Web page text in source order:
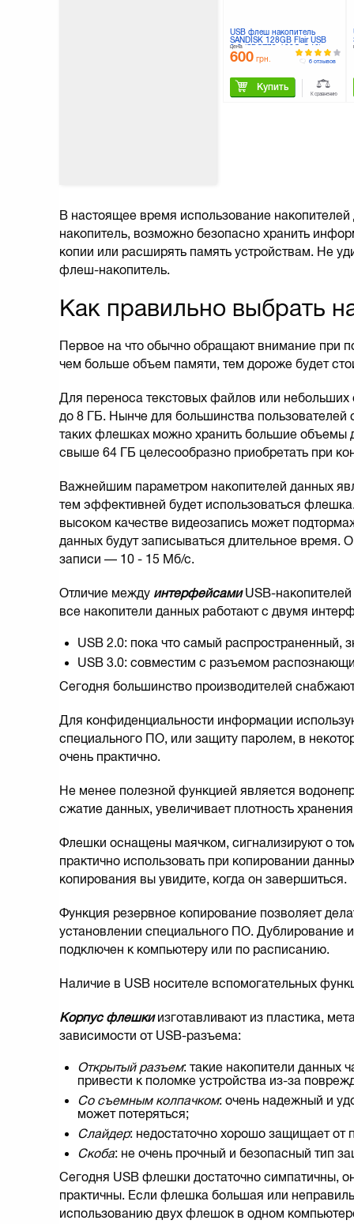
USB флеш накопитель
SANDISK 128GB Flair USB
3.0 (SDCZ73-128G-G46)
цена
600 грн.
Купить
6 отзывов
К сравнению
В настоящее время использование
накопитель, возможно безопасно хранить
копии или расширять память устройствам. Не
флеш-накопитель.
Как правильно выбрать
Первое на что обычно обращают внимание при
чем больше объем памяти, тем дороже будет
Для переноса текстовых файлов или
до 8 ГБ. Нынче для большинства
таких флешках можно хранить большие объемы
свыше 64 ГБ целесообразно приобретать при
Важнейшим параметром накопителей данных
тем эффективней будет использоваться
высоком качестве видеозапись может
данных будут записываться длительное время.
записи — 10 - 15 Мб/с.
Отличие между интерфейсамиUSB-накопителей
все накопители данных работают с двумя
USB 2.0: пока что самый распространенный,
USB 3.0: совместим с разъемом
Сегодня большинство производителей
Для конфиденциальности информации
специального ПО, или защиту паролем, в
очень практично.
Не менее полезной функцией является
сжатие данных, увеличивает плотность
Флешки оснащены маячком, сигнализируют о
практично использовать при копировании
копирования вы увидите, когда он завершиться.
Функция резервное копирование позволяет
установлении специального ПО. Дублирование
подключен к компьютеру или по расписанию.
Наличие в USB носителе вспомогательных
Корпус флешкиизготавливают из пластика,
зависимости от USB-разъема:
Открытый разъем: такие накопители данных
привести к поломке устройства из-за
Со съемным колпачком: очень надежный и
может потеряться;
Слайдер: недостаточно хорошо защищает от
Скоба: не очень прочный и безопасный тип
Сегодня USB флешки достаточно симпатичны,
практичны. Если флешка большая или
использованию двух флешок в одном